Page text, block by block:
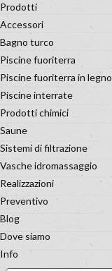
Prodotti
Accessori
Bagno turco
Piscine fuoriterra
Piscine fuoriterra in legno
Piscine interrate
Prodotti chimici
Saune
Sistemi di filtrazione
Vasche idromassaggio
Realizzazioni
Preventivo
Blog
Dove siamo
Info